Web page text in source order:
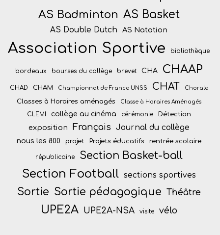
AS Badminton AS Basket
AS Double Dutch AS Natation
Association Sportive bibliothèque
bordeaux bourses du collège brevet CHA CHAAP
CHAD CHAM Championnat de France UNSS CHAT Chorale
Classes à Horaires aménagés Classe à Horaires Aménagés
CLEMI collège au cinéma cérémonie Détection
exposition Français Journal du collège
nous les 800 projet Projets éducatifs rentrée scolaire
républicaine Section Basket-ball
Section Football sections sportives
Sortie Sortie pédagogique Théâtre
UPE2A UPE2A-NSA visite vélo